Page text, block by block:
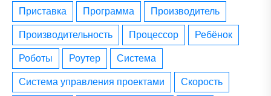
приставка программа производитель
производительность процессор ребёнок
роботы роутер система
система управления проектами скорость